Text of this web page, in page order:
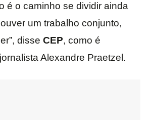
é o caminho se dividir ainda
um trabalho conjunto,
disse CEP, como é
Alexandre Praetzel.